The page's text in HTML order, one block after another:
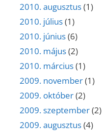
2010. augusztus(1)
2010. július(1)
2010. június(6)
2010. május(2)
2010. március(1)
2009. november(1)
2009. október(2)
2009. szeptember(2)
2009. augusztus(4)